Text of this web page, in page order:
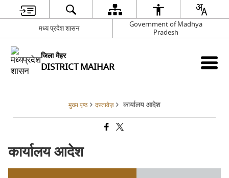
मध्य प्रदेश शासन
Government of Madhya
Pradesh
जिला मैहर
DISTRICT MAIHAR
मुख्य पृष्ठ दस्तावेज़ कार्यालय आदेश
कार्यालय आदेश